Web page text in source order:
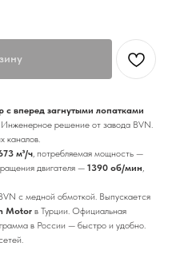
с вперед загнутыми лопатками
решение от завода BVN.
каналов.
м³/ч, потребляемая мощность —
двигателя — 1390 об/мин,
с медной обмоткой. Выпускается
Motor в Турции. Официальная
в России — быстро и удобно.